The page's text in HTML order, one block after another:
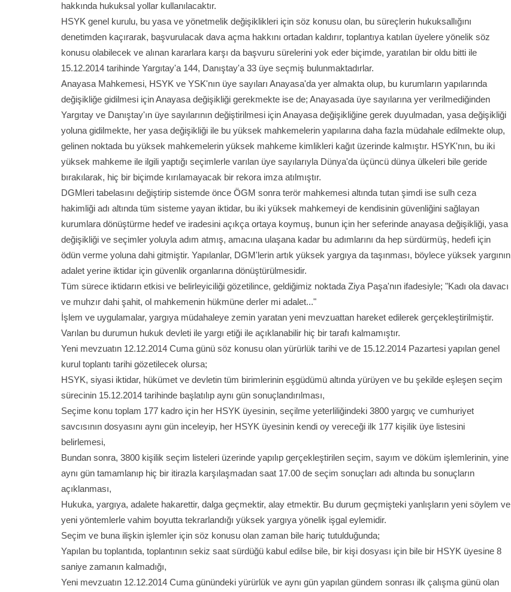
hakkında hukuksal yollar kullanılacaktır.
HSYK genel kurulu, bu yasa ve yönetmelik değişiklikleri için söz konusu olan, bu süreçlerin hukuksallığını
denetimden kaçırarak, başvurulacak dava açma hakkını ortadan kaldırır, toplantıya katılan üyelere yönelik söz
konusu olabilecek ve alınan kararlara karşı da başvuru sürelerini yok eder biçimde, yaratılan bir oldu bitti ile
15.12.2014 tarihinde Yargıtay'a 144, Danıştay'a 33 üye seçmiş bulunmaktadırlar.
Anayasa Mahkemesi, HSYK ve YSK'nın üye sayıları Anayasa'da yer almakta olup, bu kurumların yapılarında
değişikliğe gidilmesi için Anayasa değişikliği gerekmekte ise de; Anayasada üye sayılarına yer verilmediğinden
Yargıtay ve Danıştay'ın üye sayılarının değiştirilmesi için Anayasa değişikliğine gerek duyulmadan, yasa değişikliği
yoluna gidilmekte, her yasa değişikliği ile bu yüksek mahkemelerin yapılarına daha fazla müdahale edilmekte olup,
gelinen noktada bu yüksek mahkemelerin yüksek mahkeme kimlikleri kağıt üzerinde kalmıştır. HSYK'nın, bu iki
yüksek mahkeme ile ilgili yaptığı seçimlerle varılan üye sayılarıyla Dünya'da üçüncü dünya ülkeleri bile geride
bırakılarak, hiç bir biçimde kırılamayacak bir rekora imza atılmıştır.
DGMleri tabelasını değiştirip sistemde önce ÖGM sonra terör mahkemesi altında tutan şimdi ise sulh ceza
hakimliği adı altında tüm sisteme yayan iktidar, bu iki yüksek mahkemeyi de kendisinin güvenliğini sağlayan
kurumlara dönüştürme hedef ve iradesini açıkça ortaya koymuş, bunun için her seferinde anayasa değişikliği, yasa
değişikliği ve seçimler yoluyla adım atmış, amacına ulaşana kadar bu adımlarını da hep sürdürmüş, hedefi için
ödün verme yoluna dahi gitmiştir. Yapılanlar, DGM'lerin artık yüksek yargıya da taşınması, böylece yüksek yargının
adalet yerine iktidar için güvenlik organlarına dönüştürülmesidir.
Tüm sürece iktidarın etkisi ve belirleyiciliği gözetilince, geldiğimiz noktada Ziya Paşa'nın ifadesiyle; "Kadı ola davacı
ve muhzır dahi şahit, ol mahkemenin hükmüne derler mi adalet..."
İşlem ve uygulamalar, yargıya müdahaleye zemin yaratan yeni mevzuattan hareket edilerek gerçekleştirilmiştir.
Varılan bu durumun hukuk devleti ile yargı etiği ile açıklanabilir hiç bir tarafı kalmamıştır.
Yeni mevzuatın 12.12.2014 Cuma günü söz konusu olan yürürlük tarihi ve de 15.12.2014 Pazartesi yapılan genel
kurul toplantı tarihi gözetilecek olursa;
HSYK, siyasi iktidar, hükümet ve devletin tüm birimlerinin eşgüdümü altında yürüyen ve bu şekilde eşleşen seçim
sürecinin 15.12.2014 tarihinde başlatılıp aynı gün sonuçlandırılması,
Seçime konu toplam 177 kadro için her HSYK üyesinin, seçilme yeterliliğindeki 3800 yargıç ve cumhuriyet
savcısının dosyasını aynı gün inceleyip, her HSYK üyesinin kendi oy vereceği ilk 177 kişilik üye listesini
belirlemesi,
Bundan sonra, 3800 kişilik seçim listeleri üzerinde yapılıp gerçekleştirilen seçim, sayım ve döküm işlemlerinin, yine
aynı gün tamamlanıp hiç bir itirazla karşılaşmadan saat 17.00 de seçim sonuçları adı altında bu sonuçların
açıklanması,
Hukuka, yargıya, adalete hakarettir, dalga geçmektir, alay etmektir. Bu durum geçmişteki yanlışların yeni söylem ve
yeni yöntemlerle vahim boyutta tekrarlandığı yüksek yargıya yönelik işgal eylemidir.
Seçim ve buna ilişkin işlemler için söz konusu olan zaman bile hariç tutulduğunda;
Yapılan bu toplantıda, toplantının sekiz saat sürdüğü kabul edilse bile, bir kişi dosyası için bile bir HSYK üyesine 8
saniye zamanın kalmadığı,
Yeni mevzuatın 12.12.2014 Cuma günündeki yürürlük ve aynı gün yapılan gündem sonrası ilk çalışma günü olan